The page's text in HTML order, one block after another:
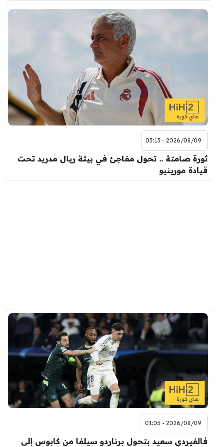
2026/08/09 - 03:13
ثورة صامتة .. تحول مفاجئ في بيئة ريال مدريد تحت
قيادة مورينيو
2026/08/09 - 01:05
فالفيردي سعيد بتحول برناردو سيلفا من كابوس إلى